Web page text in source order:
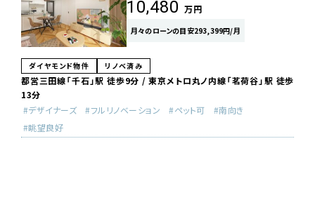
10,480 万円
月々のローンの目安293,399円/月
ダイヤモンド物件 リノベ済み
都営三田線「千石」駅 徒歩9分 / 東京メトロ丸ノ内線「茗荷谷」駅 徒歩
13分
デザイナーズ
フルリノベーション ペット可
南向き
眺望良好